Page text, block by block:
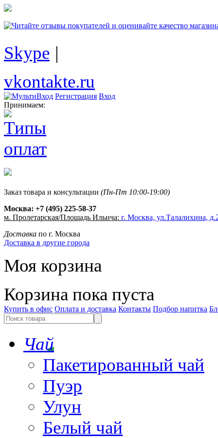
Skype |
vkontakte.ru
Регистрация Вход
Принимаем:
Заказ товара и консультации (Пн-Пт 10:00-19:00)
Москва: +7 (495) 225-58-37
м. Пролетарская/Площадь Ильича: г. Москва, ул.Талалихина,
Доставка по г. Москва
Доставка в другие города
Моя корзина
Корзина пока пуста
Купить в офис Оплата и доставка Контакты Подбор напитка
Чай
Пакетированный чай
Пуэр
Улун
Белый чай